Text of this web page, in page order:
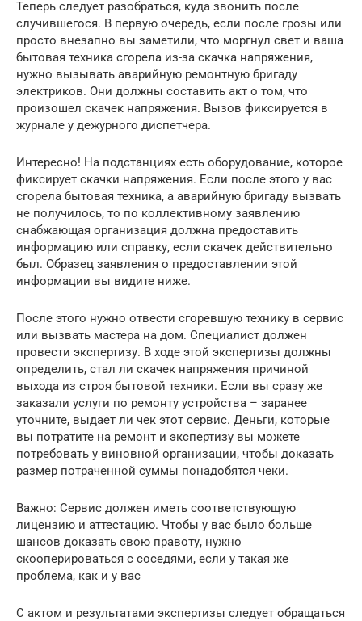
Теперь следует разобраться, куда звонить после
случившегося. В первую очередь, если после грозы или
просто внезапно вы заметили, что моргнул свет и ваша
бытовая техника сгорела из-за скачка напряжения,
нужно вызывать аварийную ремонтную бригаду
электриков. Они должны составить акт о том, что
произошел скачек напряжения. Вызов фиксируется в
журнале у дежурного диспетчера.
Интересно! На подстанциях есть оборудование, которое
фиксирует скачки напряжения. Если после этого у вас
сгорела бытовая техника, а аварийную бригаду вызвать
не получилось, то по коллективному заявлению
снабжающая организация должна предоставить
информацию или справку, если скачек действительно
был. Образец заявления о предоставлении этой
информации вы видите ниже.
После этого нужно отвести сгоревшую технику в сервис
или вызвать мастера на дом. Специалист должен
провести экспертизу. В ходе этой экспертизы должны
определить, стал ли скачек напряжения причиной
выхода из строя бытовой техники. Если вы сразу же
заказали услуги по ремонту устройства – заранее
уточните, выдает ли чек этот сервис. Деньги, которые
вы потратите на ремонт и экспертизу вы можете
потребовать у виновной организации, чтобы доказать
размер потраченной суммы понадобятся чеки.
Важно: Сервис должен иметь соответствующую
лицензию и аттестацию. Чтобы у вас было больше
шансов доказать свою правоту, нужно
скооперироваться с соседями, если у такая же
проблема, как и у вас
С актом и результатами экспертизы следует обращаться